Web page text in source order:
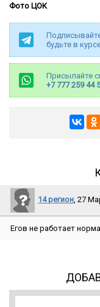
Фото ЦОК
будьте в
Присылайте
+7 777 259 44
14 регион, 27
Егов не работает